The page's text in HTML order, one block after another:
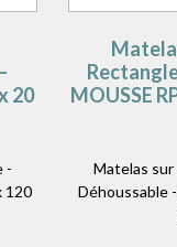
20
-
120
MOUSSE
Matelas sur
Déhoussable